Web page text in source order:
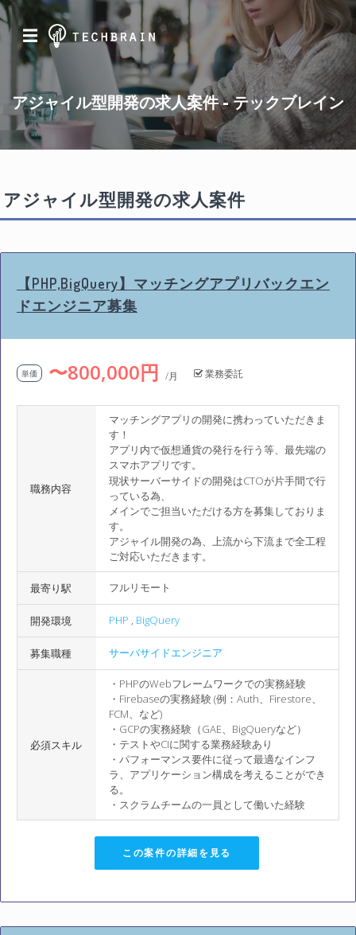
☰
アジャイル型開発の求人案件 - テックブレイン
アジャイル型開発の求人案件
【PHP,BigQuery】マッチングアプリバックエン
ドエンジニア募集
単価 〜800,000円 /月 業務委託
職務内容
マッチングアプリの開発に携わっていただきま
す！
アプリ内で仮想通貨の発行を行う等、最先端の
スマホアプリです。
現状サーバーサイドの開発はCTOが片手間で行
っている為、
メインでご担当いただける方を募集しておりま
す。
アジャイル開発の為、上流から下流まで全工程
ご対応いただきます。
最寄り駅 フルリモート
開発環境 PHP , BigQuery
募集職種 サーバサイドエンジニア
必須スキル
・PHPのWebフレームワークでの実務経験
・Firebaseの実務経験 (例：Auth、Firestore、
FCM、など)
・GCPの実務経験（GAE、BigQueryなど）
・テストやCIに関する業務経験あり
・パフォーマンス要件に従って最適なインフ
ラ、アプリケーション構成を考えることができ
る。
・スクラムチームの一員として働いた経験
この案件の詳細を見る